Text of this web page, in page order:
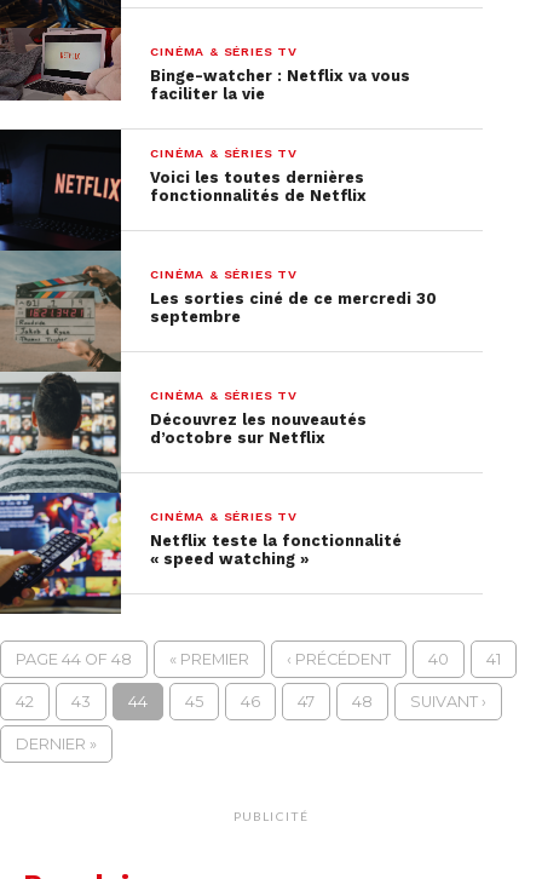
CINÉMA & SÉRIES TV
Binge-watcher : Netflix va vous
faciliter la vie
CINÉMA & SÉRIES TV
Voici les toutes dernières
fonctionnalités de Netflix
CINÉMA & SÉRIES TV
Les sorties ciné de ce mercredi 30
septembre
CINÉMA & SÉRIES TV
Découvrez les nouveautés
d’octobre sur Netflix
CINÉMA & SÉRIES TV
Netflix teste la fonctionnalité
« speed watching »
PAGE 44 OF 48 « PREMIER ‹ PRÉCÉDENT 40 41
42 43 44 45 46 47 48 SUIVANT ›
DERNIER »
PUBLICITÉ